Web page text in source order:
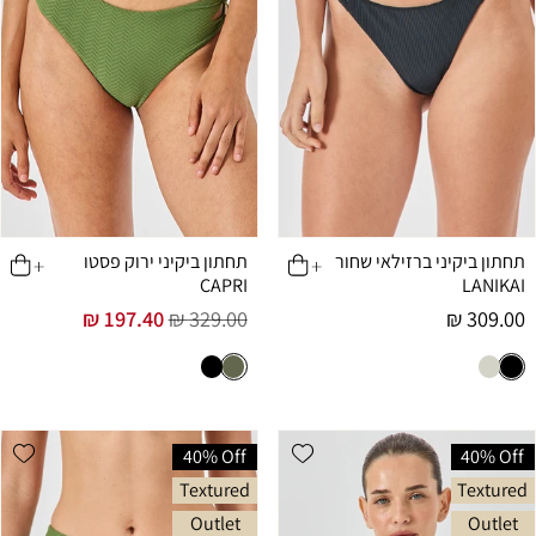
תחתון ביקיני ברזילאי שחור
LANIKAI
מחיר
רגיל
309.00 ₪
תחתון ביקיני ירוק פסטו
CAPRI
מחיר
רגיל
329.00 ₪
מחיר
מבצע
197.40 ₪
Add wishlist
40% Off
Textured
Outlet
40% Off
Textured
Outlet